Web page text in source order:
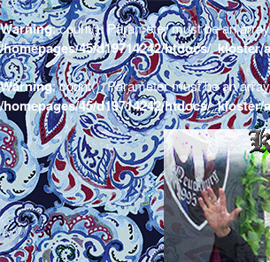
Warning: count(): Parameter must be an
/homepages/45/d19714242/htdocs/
Warning: count(): Parameter must be an
/homepages/45/d19714242/htdocs/